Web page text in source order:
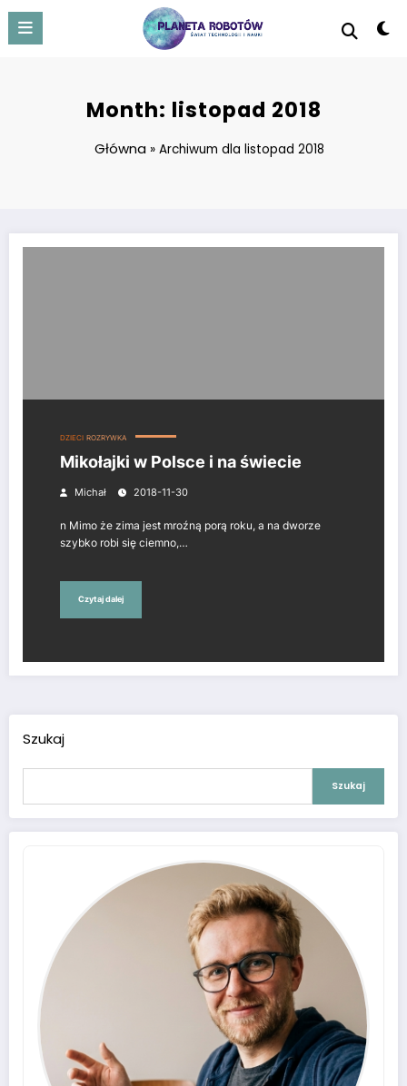
content
Month: listopad 2018
Główna »Archiwum dla listopad 2018
DZIECI ROZRYWKA
Mikołajki w Polsce i na świecie
Michał 2018-11-30
n Mimo że zima jest mroźną porą roku, a na dworze
szybko robi się ciemno,…
Czytaj dalej
Szukaj
Szukaj